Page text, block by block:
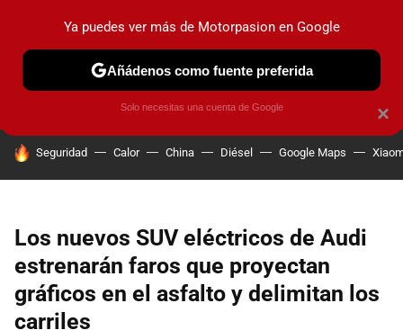
PRUEBAS COCHES ELÉCTRICOS OBSERVATORIO
HOY SE HABLA DE
Seguridad Calor China Diésel Google Maps
Los nuevos SUV eléctricos de Audi
estrenarán faros que proyectan
gráficos en el asfalto y delimitan los
carriles
×
Ya puedes ver más de Motorpasion en Google
Añádenos como fuente preferida
Solo necesitas una cuenta de Google